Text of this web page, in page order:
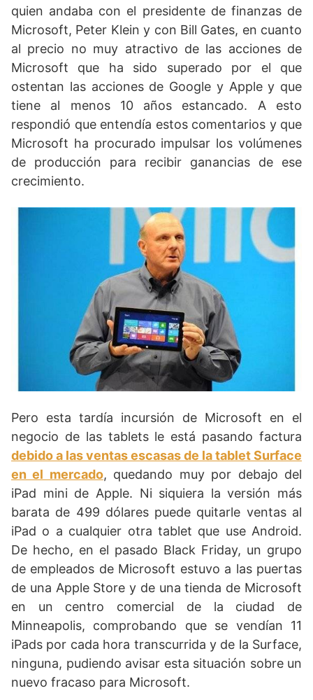
quien andaba con el presidente de finanzas de
Microsoft, Peter Klein y con Bill Gates, en cuanto
al precio no muy atractivo de las acciones de
Microsoft que ha sido superado por el que
ostentan las acciones de Google y Apple y que
tiene al menos 10 años estancado. A esto
respondió que entendía estos comentarios y que
Microsoft ha procurado impulsar los volúmenes
de producción para recibir ganancias de ese
crecimiento.
Pero esta tardía incursión de Microsoft en el
negocio de las tablets le está pasando factura
debido a las ventas escasas de la tablet Surface
en el mercado, quedando muy por debajo del
iPad mini de Apple. Ni siquiera la versión más
barata de 499 dólares puede quitarle ventas al
iPad o a cualquier otra tablet que use Android.
De hecho, en el pasado Black Friday, un grupo
de empleados de Microsoft estuvo a las puertas
de una Apple Store y de una tienda de Microsoft
en un centro comercial de la ciudad de
Minneapolis, comprobando que se vendían 11
iPads por cada hora transcurrida y de la Surface,
ninguna, pudiendo avisar esta situación sobre un
nuevo fracaso para Microsoft.